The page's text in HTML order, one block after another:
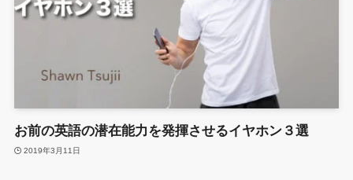
お前の英語の潜在能力を発揮させるイヤホン３選
2019年3月11日